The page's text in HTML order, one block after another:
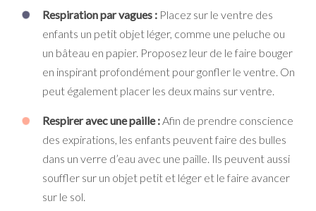
Respiration par vagues : Placez sur le ventre des
enfants un petit objet léger, comme une peluche ou
un bâteau en papier. Proposez leur de le faire bouger
en inspirant profondément pour gonfler le ventre. On
peut également placer les deux mains sur ventre.
Respirer avec une paille :Afin de prendre conscience
des expirations, les enfants peuvent faire des bulles
dans un verre d’eau avec une paille. Ils peuvent aussi
souffler sur un objet petit et léger et le faire avancer
sur le sol.